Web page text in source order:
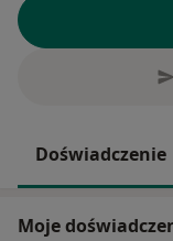
Doświadczenie
Moje